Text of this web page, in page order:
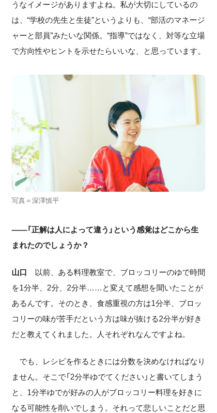
うなイメージがありますよね。私が大切にしているの
は、“学校の先生と生徒”というよりも、“部活のマネージ
ャーと部員”みたいな関係。“指導”ではなく、対等な立場
で方向性やヒントを示せたらいいな、と思っています。
写真＝深澤慎平
――「正解は人によって違う」という感覚はどこから生
まれたのでしょうか？
山口
以前、ある料理教室で、ブロッコリーのゆで時間
を1分半、 2分、 2分半……と変えて感想を聞いたことが
あるんです。そのとき、食感重視の方は1分半、ブロッ
コリーの味が苦手だという方は味が抜ける2分半が好き
だと教えてくれました。人それぞれなんですよね。
でも、レシピを作るときには分数を決めなければなり
ません。そこで「 2分半ゆでてください」と書いてしまう
と、 1分半ゆでが好みの人がブロッコリー料理を好きに
なる可能性を削いでしまう。それって悲しいことだと思